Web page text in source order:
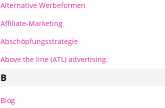
Alternative Werbeformen
Affiliate-Marketing
Abschöpfungsstrategie
Above the line (ATL) advertising
B
Blog